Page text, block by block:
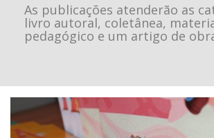
As publicações atenderão as
livro autoral, coletânea,
pedagógico e um artigo de